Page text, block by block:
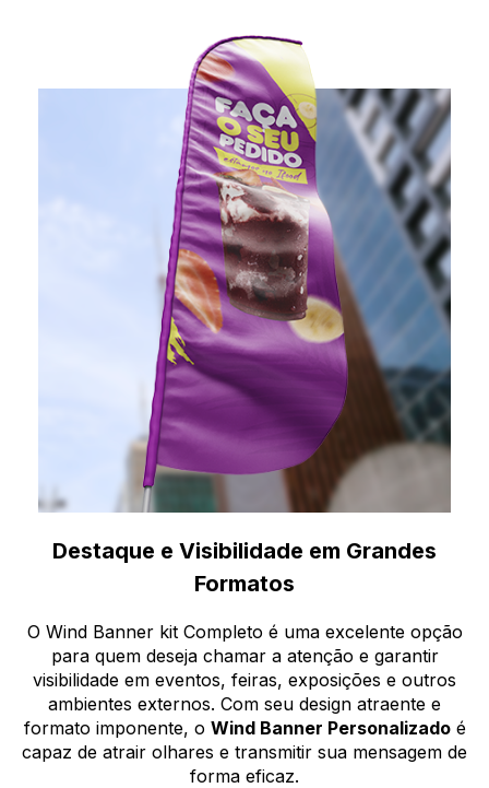
Destaque e Visibilidade em Grandes
Formatos
O Wind Banner kit Completo é uma excelente opção
para quem deseja chamar a atenção e garantir
visibilidade em eventos, feiras, exposições e outros
ambientes externos. Com seu design atraente e
formato imponente, o Wind Banner Personalizadoé
capaz de atrair olhares e transmitir sua mensagem de
forma eficaz.